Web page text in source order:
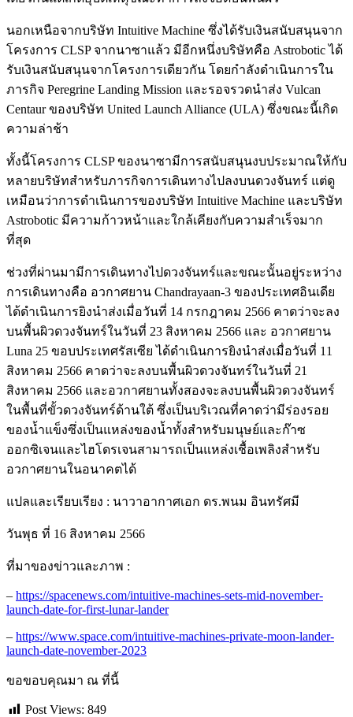
นอกเหนือจากบริษัท Intuitive Machine ซึ่งได้รับเงินสนับสนุนจาก
โครงการ CLSP จากนาซาแล้ว มีอีกหนึ่งบริษัทคือ Astrobotic ได้
รับเงินสนับสนุนจากโครงการเดียวกัน โดยกำลังดำเนินการใน
ภารกิจ Peregrine Landing Mission และรอจรวดนำส่ง Vulcan
Centaur ของบริษัท United Launch Alliance (ULA) ซึ่งขณะนี้เกิด
ความล่าช้า
ทั้งนี้โครงการ CLSP ของนาซามีการสนับสนุนงบประมาณให้กับ
หลายบริษัทสำหรับภารกิจการเดินทางไปลงบนดวงจันทร์ แต่ดู
เหมือนว่าการดำเนินการของบริษัท Intuitive Machine และบริษัท
Astrobotic มีความก้าวหน้าและใกล้เคียงกับความสำเร็จมาก
ที่สุด
ช่วงที่ผ่านมามีการเดินทางไปดวงจันทร์และขณะนั้นอยู่ระหว่าง
การเดินทางคือ อวกาศยาน Chandrayaan-3 ของประเทศอินเดีย
ได้ดำเนินการยิงนำส่งเมื่อวันที่ 14 กรกฎาคม 2566 คาดว่าจะลง
บนพื้นผิวดวงจันทร์ในวันที่ 23 สิงหาคม 2566 และ อวกาศยาน
Luna 25 ขอบประเทศรัสเซีย ได้ดำเนินการยิงนำส่งเมื่อวันที่ 11
สิงหาคม 2566 คาดว่าจะลงบนพื้นผิวดวงจันทร์ในวันที่ 21
สิงหาคม 2566 และอวกาศยานทั้งสองจะลงบนพื้นผิวดวงจันทร์
ในพื้นที่ขั้วดวงจันทร์ด้านใต้ ซึ่งเป็นบริเวณที่คาดว่ามีร่องรอย
ของน้ำแข็งซึ่งเป็นแหล่งของน้ำทั้งสำหรับมนุษย์และก๊าซ
ออกซิเจนและไฮโดรเจนสามารถเป็นแหล่งเชื้อเพลิงสำหรับ
อวกาศยานในอนาคตได้
แปลและเรียบเรียง : นาวาอากาศเอก ดร.พนม อินทรัศมี
วันพุธ ที่ 16 สิงหาคม 2566
ที่มาของข่าวและภาพ :
– https://spacenews.com/intuitive-machines-sets-mid-november-
launch-date-for-first-lunar-lander
– https://www.space.com/intuitive-machines-private-moon-lander-
launch-date-november-2023
ขอขอบคุณมา ณ ที่นี้
Post Views: 849